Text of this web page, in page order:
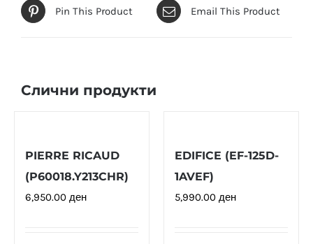
Pin This Product Email This Product
Слични продукти
PIERRE RICAUD
(P60018.Y213CHR)
6,950.00 ден
EDIFICE (EF-125D-
1AVEF)
5,990.00 ден